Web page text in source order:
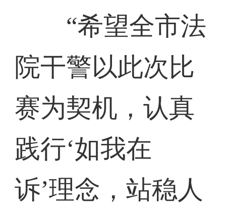
“希望全市法
院干警以此次比
赛为契机，认真
践行‘如我在
诉’理念，站稳人